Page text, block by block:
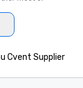
Cvent Supplier